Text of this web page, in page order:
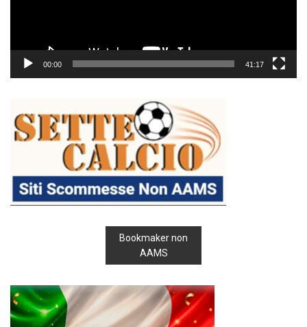
00:00 41:17
Bookmaker non
AAMS